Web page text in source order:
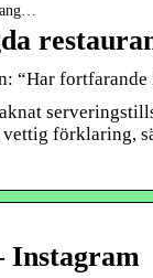
“Har
förklaring,
Instagram